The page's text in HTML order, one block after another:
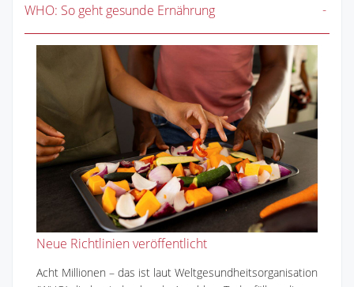
WHO: So geht gesunde Ernährung
Neue Richtlinien veröffentlicht
Acht Millionen – das ist laut Weltgesundheitsorganisation